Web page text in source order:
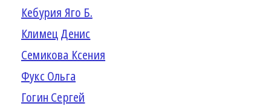
Кебурия Яго Б.
Климец Денис
Семикова Ксения
Фукс Ольга
Гогин Сергей